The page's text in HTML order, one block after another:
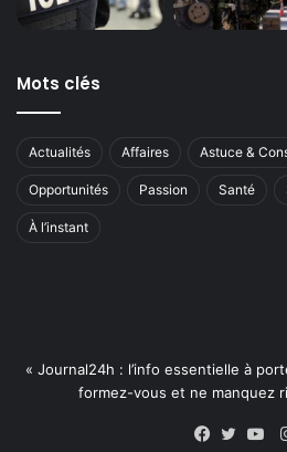
Mots clés
Actualités Affaires Astuce &
Opportunités Passion Santé
À l’instant
« Journal24h : l’info essentielle à
formez-vous et ne manquez